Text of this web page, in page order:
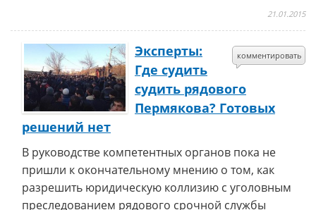
21.01.2015
комментировать
Эксперты:
Где судить
судить рядового
Пермякова? Готовых
решений нет
В руководстве компетентных органов пока не
пришли к окончательному мнению о том, как
разрешить юридическую коллизию с уголовным
преследованием рядового срочной службы